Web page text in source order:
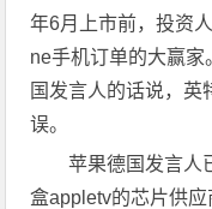
年6月上市前，投资
ne手机订单的大赢
国发言人的话说，英
误。
苹果德国发言人
盒appletv的芯片供